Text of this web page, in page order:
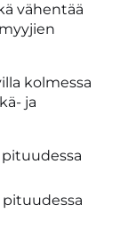
vähentää
kolmessa
ja
pituudessa
pituudessa